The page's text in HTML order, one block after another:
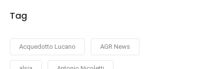
Tag
Acquedotto Lucano AGR News